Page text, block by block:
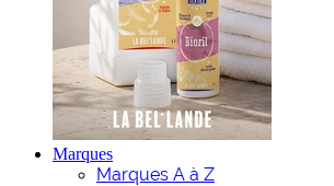
Marques
Marques A à Z